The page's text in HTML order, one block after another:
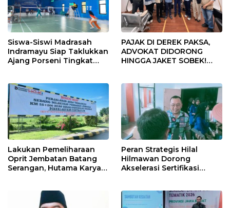
Siswa-Siswi Madrasah
Indramayu Siap Taklukkan
Ajang Porseni Tingkat
PAJAK DI DEREK PAKSA,
ADVOKAT DIDORONG
HINGGA JAKET SOBEK!
Pekanbaru!
Lakukan Pemeliharaan
Oprit Jembatan Batang
Serangan, Hutama Karya
Peran Strategis Hilal
Hilmawan Dorong
Akselerasi Sertifikasi
Indramayu